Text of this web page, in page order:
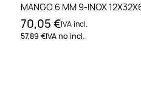
MANGO 6 MM 9-INOX
70,05 €IVA incl.
57,89 €IVA no incl.